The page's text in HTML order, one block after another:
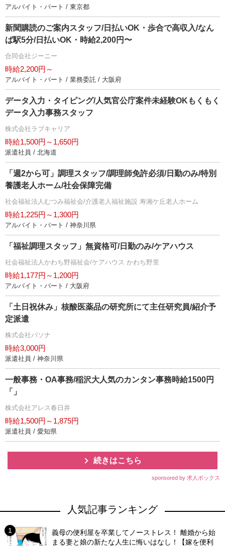
アルバイト・パート / 東京都
新聞購読のご案内スタッフ/日払いOK・歩合で高収入/なん
ば駅5分/日払いOK・時給2,200円〜
合同会社ジーニー
時給2,200円～
アルバイト・パート / 業務委託 / 大阪府
データ入力・タイピング/人気官公庁案件未経験OKもくもく
データ入力事務スタッフ
株式会社ラブキャリア
時給1,500円～1,650円
派遣社員 / 北海道
「週2から可」調理スタッフ/調理師免許必須/日勤のみ/特別
養護老人ホーム/社会保障完備
社会福祉法人むつみ福祉会/介護老人福祉施設 寿湘ケ丘老人ホーム
時給1,225円～1,300円
アルバイト・パート / 神奈川県
「福祉調理スタッフ」無資格可/日勤のみ/ケアハウス
社会福祉法人かわち野福祉会/ケアハウス かわち野里
時給1,177円～1,200円
アルバイト・パート / 大阪府
「土日祝休み」核酸医薬品の研究所にて主任研究員/紹介予
定派遣
株式会社パソナ
時給3,000円
派遣社員 / 神奈川県
一般事務・OA事務/稲沢大人気のカンタン事務時給1500円
「」
株式会社アレス春日井
時給1,500円～1,875円
派遣社員 / 愛知県
続きはこちら
sponsored by 求人ボックス
人気記事ランキング
義母の便利屋を卒業してノーストレス！ 離婚から始
まる妻と娘の新たな人生に悔いはなし！【嫁を便利